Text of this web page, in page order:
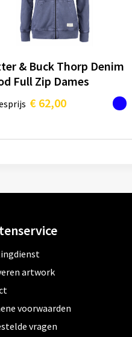
& Buck Thorp Denim
Full Zip Dames
€ 62,00
artwork
voorwaarden
vragen